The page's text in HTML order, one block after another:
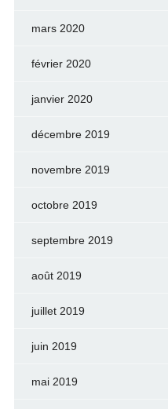
mars 2020
février 2020
janvier 2020
décembre 2019
novembre 2019
octobre 2019
septembre 2019
août 2019
juillet 2019
juin 2019
mai 2019